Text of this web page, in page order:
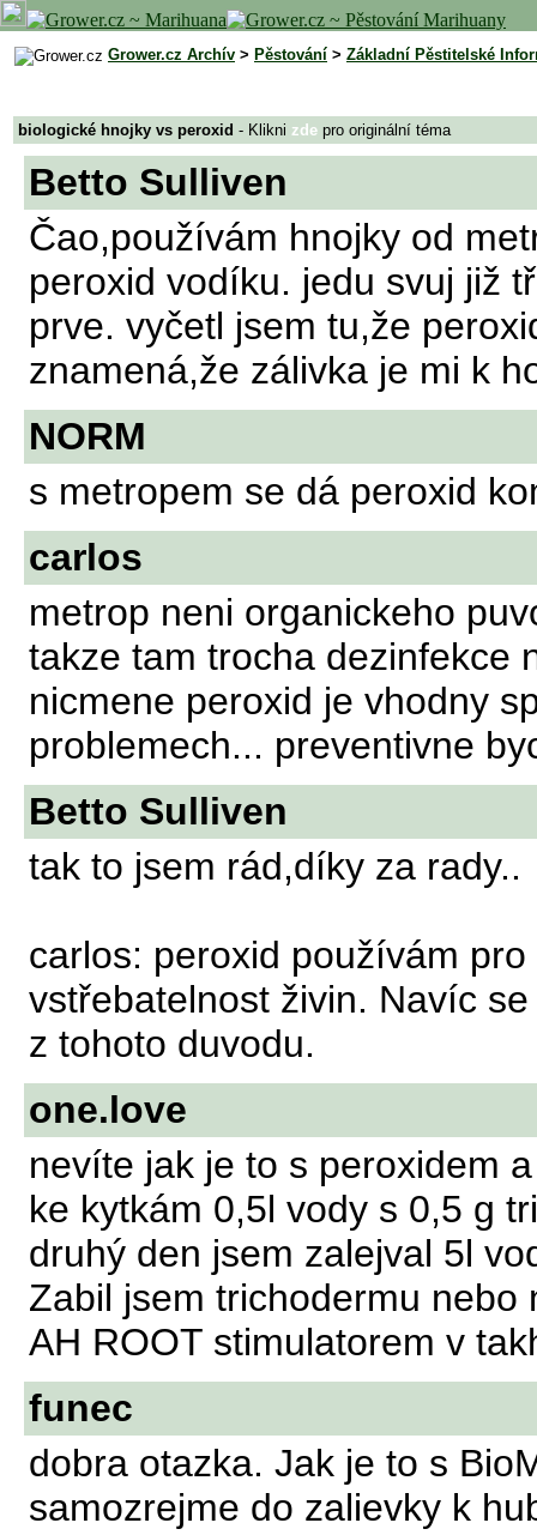
Grower.cz Archív > Pěstování > Základní Pěstitelské
biologické hnojky vs peroxid - Klikni zde pro originální téma
Betto Sulliven
Čao,používám hnojky od
peroxid vodíku. jedu svuj již
prve. vyčetl jsem tu,že
znamená,že zálivka je mi k
NORM
s metropem se dá peroxid
carlos
metrop neni organickeho
takze tam trocha dezinfekce
nicmene peroxid je vhodny
problemech... preventivne
Betto Sulliven
tak to jsem rád,díky za rady..
carlos: peroxid používám
vstřebatelnost živin. Navíc
z tohoto duvodu.
one.love
nevíte jak je to s peroxidem
ke kytkám 0,5l vody s 0,5 g
druhý den jsem zalejval 5l
Zabil jsem trichodermu
AH ROOT stimulatorem v
funec
dobra otazka. Jak je to s
samozrejme do zalievky k